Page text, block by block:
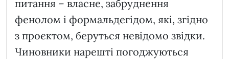
питання – власне, забруднення
фенолом і формальдегідом, які, згідно
з проєктом, беруться невідомо звідки.
Чиновники нарешті погоджуються